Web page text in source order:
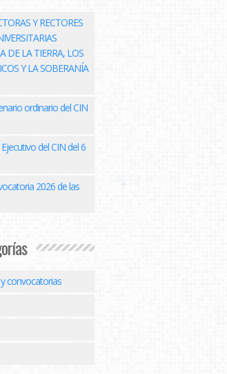
Y RECTORES
DE LA TIERRA, LOS
Y LA SOBERANÍA
ordinario del CIN
del CIN del 6
2026 de las
convocatorias